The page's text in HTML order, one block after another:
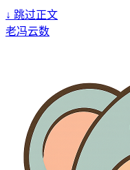
↓ 跳过正文
老冯云数